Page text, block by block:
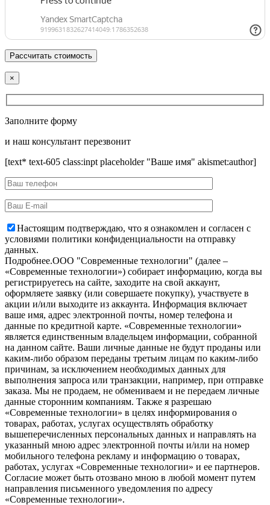
×
Заполните форму
и наш консультант перезвонит
[text* text-605 class:inpt placeholder "Ваше имя" akismet:author]
Настоящим подтверждаю, что я ознакомлен и согласен с
условиями политики конфиденциальности на отправку
данных.
Подробнее.OOO "Современные технологии" (далее –
«Современные технологии») собирает информацию, когда вы
регистрируетесь на сайте, заходите на свой аккаунт,
оформляете заявку (или совершаете покупку), участвуете в
акции и/или выходите из аккаунта. Информация включает
ваше имя, адрес электронной почты, номер телефона и
данные по кредитной карте. «Современные технологии»
является единственным владельцем информации, собранной
на данном сайте. Ваши личные данные не будут проданы или
каким-либо образом переданы третьим лицам по каким-либо
причинам, за исключением необходимых данных для
выполнения запроса или транзакции, например, при отправке
заказа. Мы не продаем, не обмениваем и не передаем личные
данные сторонним компаниям. Также я разрешаю
«Современные технологии» в целях информирования о
товарах, работах, услугах осуществлять обработку
вышеперечисленных персональных данных и направлять на
указанный мною адрес электронной почты и/или на номер
мобильного телефона рекламу и информацию о товарах,
работах, услугах «Современные технологии» и ее партнеров.
Согласие может быть отозвано мною в любой момент путем
направления письменного уведомления по адресу
«Современные технологии».